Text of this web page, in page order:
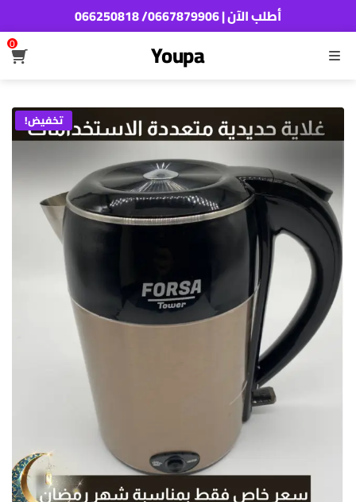
أطلب الآن | 0667879906/ 066250818
القائمة Youpa
0
تخفيض!